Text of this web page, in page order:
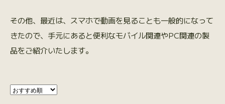
その他、最近は、スマホで動画を見ることも一般的になって
きたので、手元にあると便利なモバイル関連やPC関連の製
品をご紹介いたします。